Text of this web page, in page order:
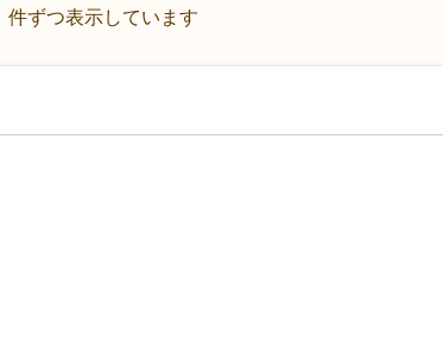
件ずつ表示しています